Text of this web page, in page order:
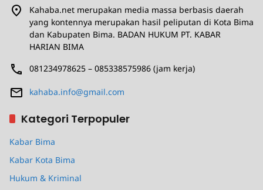
Kahaba.net merupakan media massa berbasis daerah
yang kontennya merupakan hasil peliputan di Kota Bima
dan Kabupaten Bima. BADAN HUKUM PT. KABAR
HARIAN BIMA
081234978625 – 085338575986 (jam kerja)
kahaba.info@gmail.com
Kategori Terpopuler
Kabar Bima
Kabar Kota Bima
Hukum & Kriminal